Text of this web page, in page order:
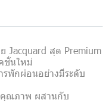
Jacquard สุด Premium
ชั่นใหม่
พักผ่อนอย่างมีระดับ
คุณภาพ ผสานกับ